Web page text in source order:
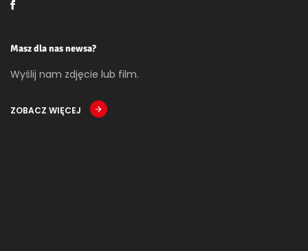
Masz dla nas newsa?
Wyślij nam zdjęcie lub film.
ZOBACZ WIĘCEJ